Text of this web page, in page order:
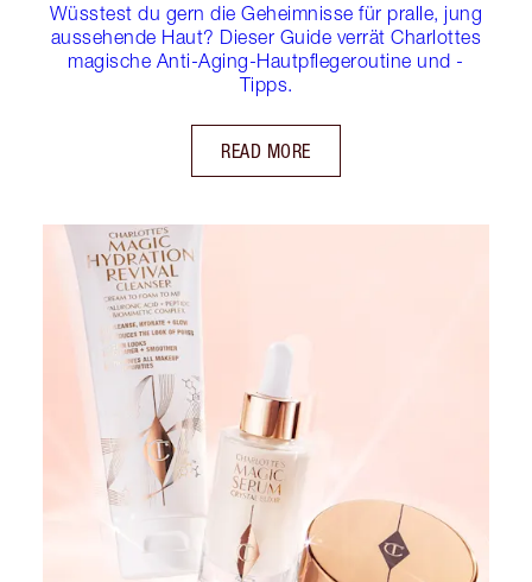
Wüsstest du gern die Geheimnisse für pralle, jung
aussehende Haut? Dieser Guide verrät Charlottes
magische Anti-Aging-Hautpflegeroutine und -
Tipps.
READ MORE